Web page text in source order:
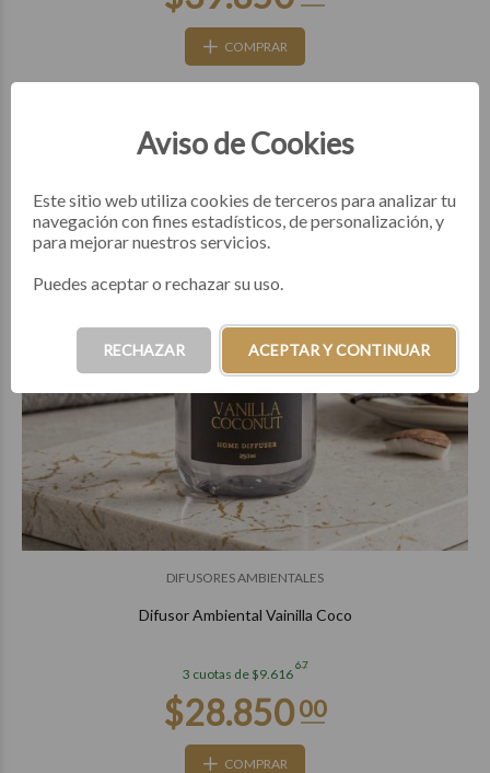
COMPRAR
DIFUSORES AMBIENTALES
Difusor Ambiental Vainilla Coco
3 cuotas de $9.616
67
COMPRAR
Aviso de Cookies
Este sitio web utiliza cookies de terceros para analizar tu
navegación con fines estadísticos, de personalización, y
para mejorar nuestros servicios.
Puedes aceptar o rechazar su uso.
RECHAZAR ACEPTAR Y CONTINUAR